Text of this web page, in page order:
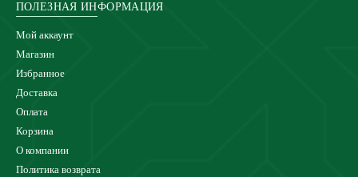
ПОЛЕЗНАЯ ИНФОРМАЦИЯ
Мой аккаунт
Магазин
Избранное
Доставка
Оплата
Корзина
О компании
Политика возврата